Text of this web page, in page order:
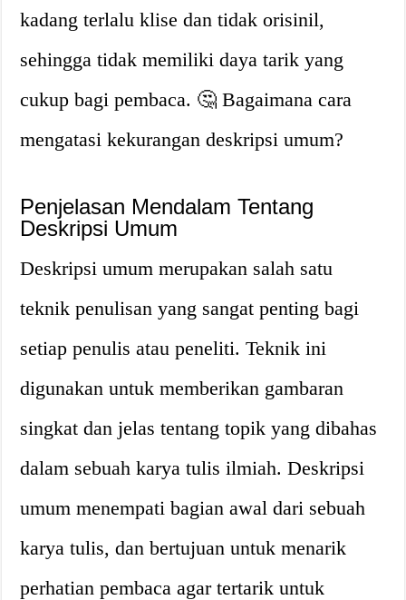
kadang terlalu klise dan tidak orisinil,
sehingga tidak memiliki daya tarik yang
cukup bagi pembaca. 🤔 Bagaimana cara
mengatasi kekurangan deskripsi umum?
Penjelasan Mendalam Tentang
Deskripsi Umum
Deskripsi umum merupakan salah satu
teknik penulisan yang sangat penting bagi
setiap penulis atau peneliti. Teknik ini
digunakan untuk memberikan gambaran
singkat dan jelas tentang topik yang dibahas
dalam sebuah karya tulis ilmiah. Deskripsi
umum menempati bagian awal dari sebuah
karya tulis, dan bertujuan untuk menarik
perhatian pembaca agar tertarik untuk